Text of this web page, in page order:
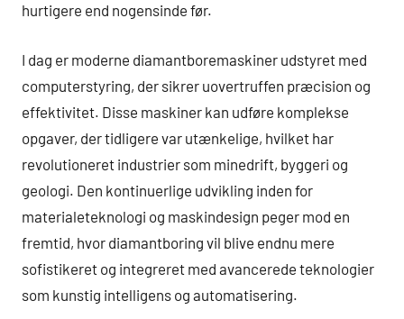
hurtigere end nogensinde før.
I dag er moderne diamantboremaskiner udstyret med
computerstyring, der sikrer uovertruffen præcision og
effektivitet. Disse maskiner kan udføre komplekse
opgaver, der tidligere var utænkelige, hvilket har
revolutioneret industrier som minedrift, byggeri og
geologi. Den kontinuerlige udvikling inden for
materialeteknologi og maskindesign peger mod en
fremtid, hvor diamantboring vil blive endnu mere
sofistikeret og integreret med avancerede teknologier
som kunstig intelligens og automatisering.